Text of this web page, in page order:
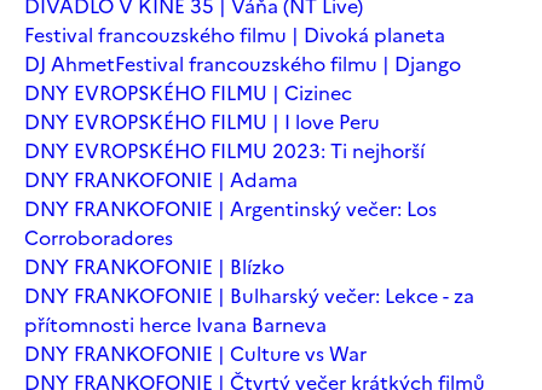
Festival francouzského filmu | Divoká planeta
DJ AhmetFestival francouzského filmu | Django
DNY EVROPSKÉHO FILMU | Cizinec
DNY EVROPSKÉHO FILMU | I love Peru
DNY EVROPSKÉHO FILMU 2023: Ti nejhorší
DNY FRANKOFONIE | Adama
DNY FRANKOFONIE | Argentinský večer: Los
Corroboradores
DNY FRANKOFONIE | Blízko
DNY FRANKOFONIE | Bulharský večer: Lekce - za
přítomnosti herce Ivana Barneva
DNY FRANKOFONIE | Culture vs War
DNY FRANKOFONIE | Čtvrtý večer krátkých filmů